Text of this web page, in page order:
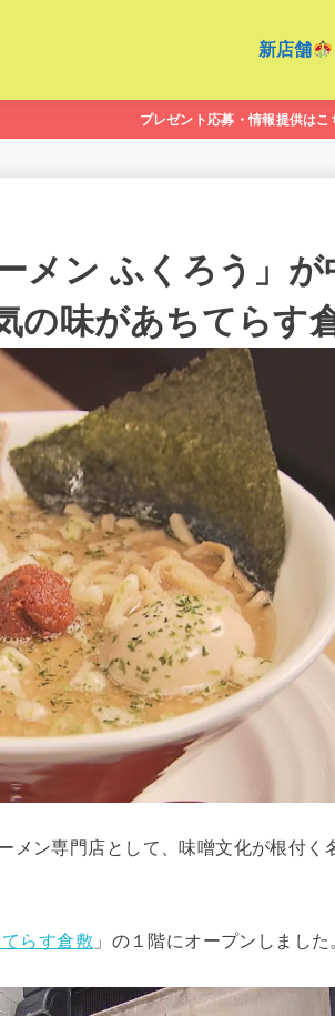
新店舗
プレゼント応募・情報提供はこ
メン ふくろう」が
の味があちてらす
メン専門店として、味噌文化が根付く
らす倉敷 」の１階にオープンしました